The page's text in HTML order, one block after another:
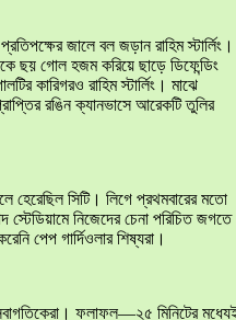
জালে বল জড়ান রাহিম স্টার্লিং।
ছয় গোল হজম করিয়ে ছাড়ে ডিফেন্ডিং
কারিগরও রাহিম স্টার্লিং। মাঝে
রঙিন ক্যানভাসে আরেকটি তুলির
হেরেছিল সিটি। লিগে প্রথমবারের মতো
নিজেদের চেনা পরিচিত জগতে
পেপ গার্দিওলার শিষ্যরা।
ফলাফল—২৫ মিনিটের